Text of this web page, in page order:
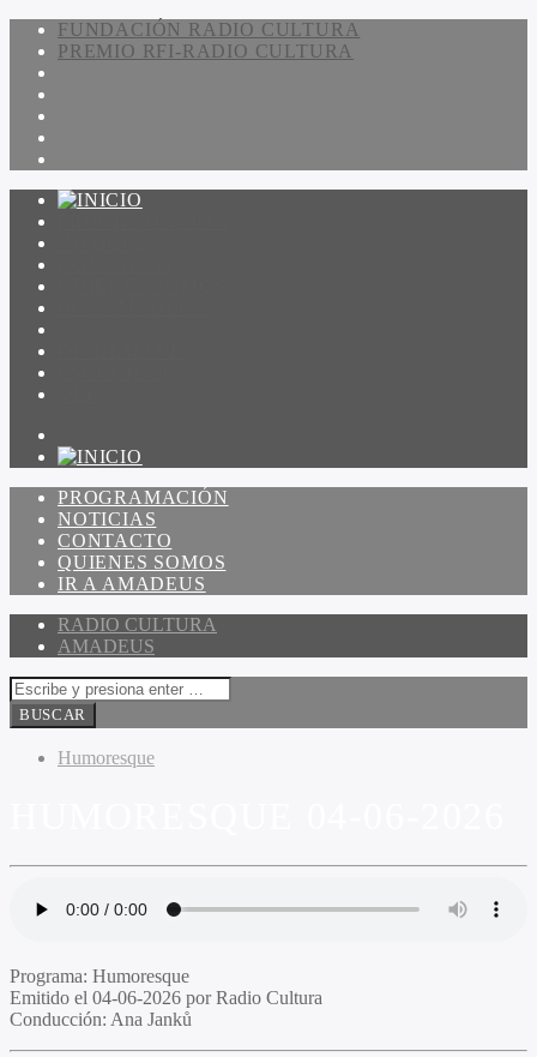
FUNDACIÓN RADIO CULTURA
PREMIO RFI-RADIO CULTURA
PROGRAMACIÓN
NOTICIAS
CONTACTO
QUIENES SOMOS
IR A AMADEUS
RADIO CULTURA
AMADEUS
Humoresque
Programa: Humoresque
Emitido el 04-06-2026 por Radio Cultura
Conducción: Ana Janků